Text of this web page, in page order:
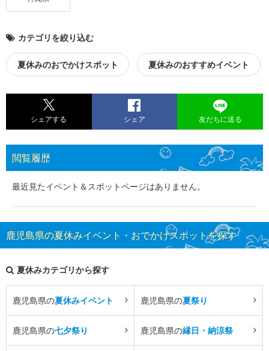
カテゴリを絞り込む
夏休みのおでかけスポット 夏休みのおすすめイベント
シェアする シェア 友だちに送る
閲覧履歴
最近見たイベント＆スポットページはありません。
鹿児島県の夏休みイベント・おでかけスポットを探す
夏休みカテゴリから探す
鹿児島県の夏休みイベント 鹿児島県の夏祭り
鹿児島県の七夕祭り 鹿児島県の縁日・納涼祭